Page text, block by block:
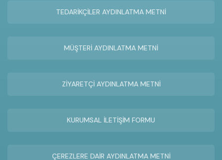
TEDARİKÇİLER AYDINLATMA METNİ
MÜŞTERİ AYDINLATMA METNİ
ZİYARETÇİ AYDINLATMA METNİ
KURUMSAL İLETİŞİM FORMU
ÇEREZLERE DAİR AYDINLATMA METNİ